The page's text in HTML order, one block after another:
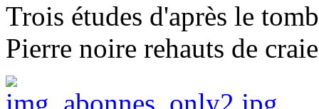
Trois études d'après le
Pierre noire rehauts de